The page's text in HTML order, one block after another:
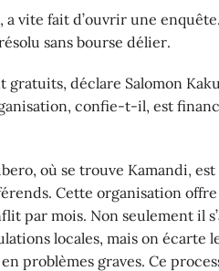
a vite fait d’ouvrir une
sans bourse délier.
gratuits, déclare Salomon
confie-t-il, est
où se trouve Kamandi,
Cette organisation offre
par mois. Non seulement il
locales, mais on écarte
problèmes graves. Ce